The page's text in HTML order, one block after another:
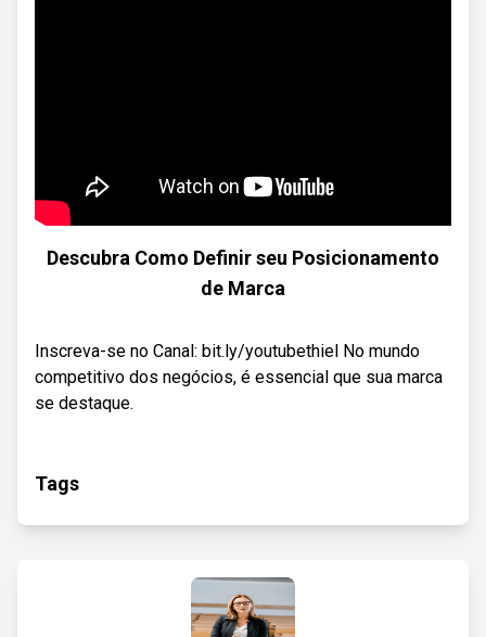
Descubra Como Definir seu Posicionamento
de Marca
Inscreva-se no Canal: bit.ly/youtubethiel No mundo
competitivo dos negócios, é essencial que sua marca
se destaque.
Tags